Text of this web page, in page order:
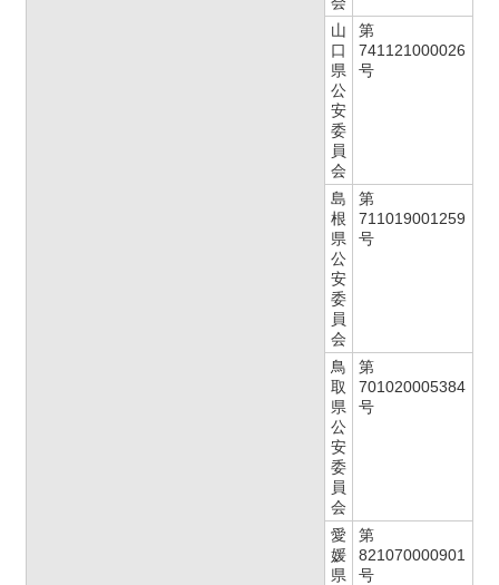
山
口
県
公
安
委
員
会
第
741121000026
号
島
根
県
公
安
委
員
会
第
711019001259
号
鳥
取
県
公
安
委
員
会
第
701020005384
号
愛
媛
県
第
821070000901
号